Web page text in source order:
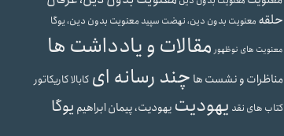
حلقه معنویت بدون دین، نهضت سپیدمعنویت بدون دین، یوگا
معنویت های نوظهور مقالات و یادداشت ها
مناظرات و نشست ها چند رسانه ای کابالاکاریکاتور
کتاب های نقد یهودیت یهودیت، پیمان ابراهیم یوگا